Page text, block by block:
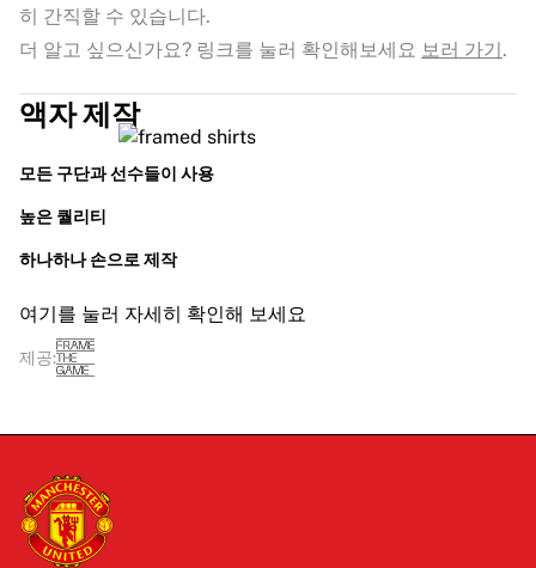
히 간직할 수 있습니다.
더 알고 싶으신가요? 링크를 눌러 확인해보세요 보러 가기.
액자 제작
모든 구단과 선수들이 사용
높은 퀄리티
하나하나 손으로 제작
여기를 눌러 자세히 확인해 보세요
제공: